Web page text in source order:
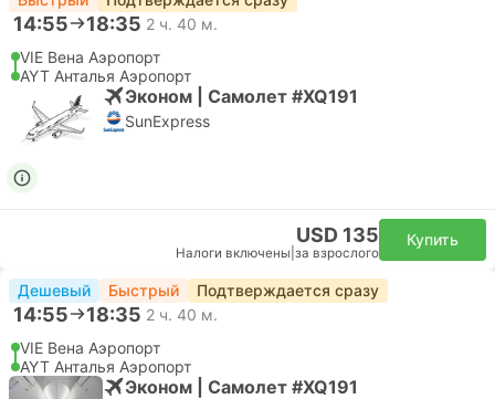
14:55 18:35 2 ч. 40 м.
VIE Вена Аэропорт
AYT Анталья Аэропорт
Эконом | Самолет #XQ191
SunExpress
USD 135
Налоги включены за взрослого
Купить
Дешевый Быстрый Подтверждается сразу
14:55 18:35 2 ч. 40 м.
VIE Вена Аэропорт
AYT Анталья Аэропорт
Эконом | Самолет #XQ191